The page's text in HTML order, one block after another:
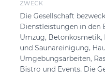
ZWECK
Die Gesellschaft
Dienstleistungen in den
Umzug,
und Saunareinigung,
Umgebungsarbeiten,
Bistro und Events. Die